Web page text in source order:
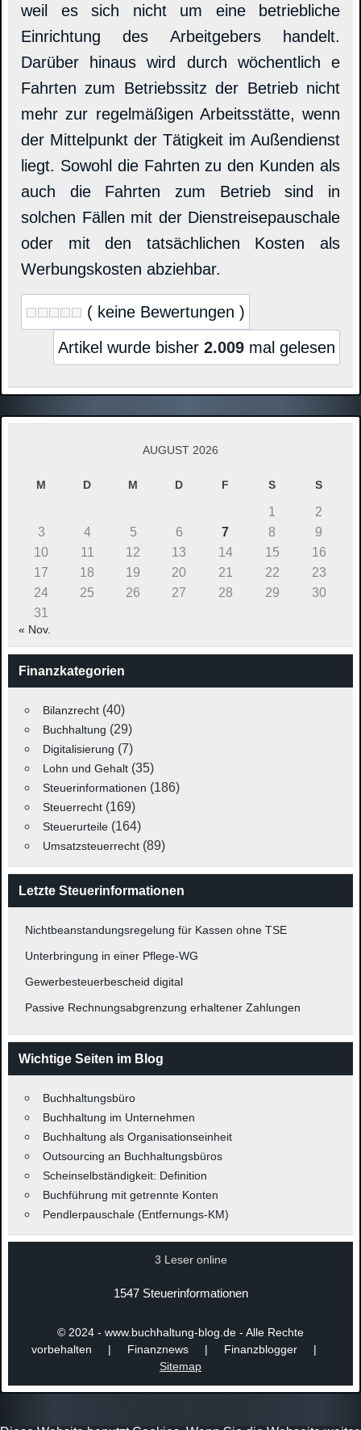
weil es sich nicht um eine betriebliche
Einrichtung des Arbeitgebers handelt.
Darüber hinaus wird durch wöchentlich e
Fahrten zum Betriebssitz der Betrieb nicht
mehr zur regelmäßigen Arbeitsstätte, wenn
der Mittelpunkt der Tätigkeit im Außendienst
liegt. Sowohl die Fahrten zu den Kunden als
auch die Fahrten zum Betrieb sind in
solchen Fällen mit der Dienstreisepauschale
oder mit den tatsächlichen Kosten als
Werbungskosten abziehbar.
( keine Bewertungen )
Artikel wurde bisher 2.009 mal gelesen
AUGUST 2026
M D M D F S S
1
2
3
4 5 6 7 8
9
10
11 12 13 14 15
16
17
18 19 20 21 22
23
24
25 26 27 28 29
30
31
« Nov.
Finanzkategorien
Bilanzrecht(40)
Buchhaltung (29)
Digitalisierung (7)
Lohn und Gehalt(35)
Steuerinformationen (186)
Steuerrecht(169)
Steuerurteile(164)
Umsatzsteuerrecht(89)
Letzte Steuerinformationen
Nichtbeanstandungsregelung für Kassen ohne TSE
Unterbringung in einer Pflege-WG
Gewerbesteuerbescheid digital
Passive Rechnungsabgrenzung erhaltener Zahlungen
Wichtige Seiten im Blog
Buchhaltungsbüro
Buchhaltung im Unternehmen
Buchhaltung als Organisationseinheit
Outsourcing an Buchhaltungsbüros
Scheinselbständigkeit: Definition
Buchführung mit getrennte Konten
Pendlerpauschale (Entfernungs-KM)
3 Leser online
1547 Steuerinformationen
© 2024 - www.buchhaltung-blog.de - Alle Rechte
vorbehalten | Finanznews | Finanzblogger |
Sitemap